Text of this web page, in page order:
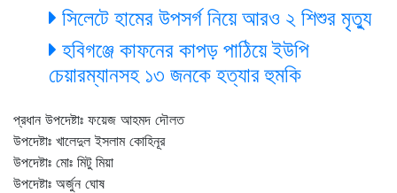
সিলেটে হামের উপসর্গ নিয়ে আরও ২ শিশুর মৃত্যু
হবিগঞ্জে কাফনের কাপড় পাঠিয়ে ইউপি
চেয়ারম্যানসহ ১৩ জনকে হত্যার হুমকি
প্রধান উপদেষ্টাঃ ফয়েজ আহমদ দৌলত
উপদেষ্টাঃ খালেদুল ইসলাম কোহিনূর
উপদেষ্টাঃ মোঃ মিটু মিয়া
উপদেষ্টাঃ অর্জুন ঘোষ